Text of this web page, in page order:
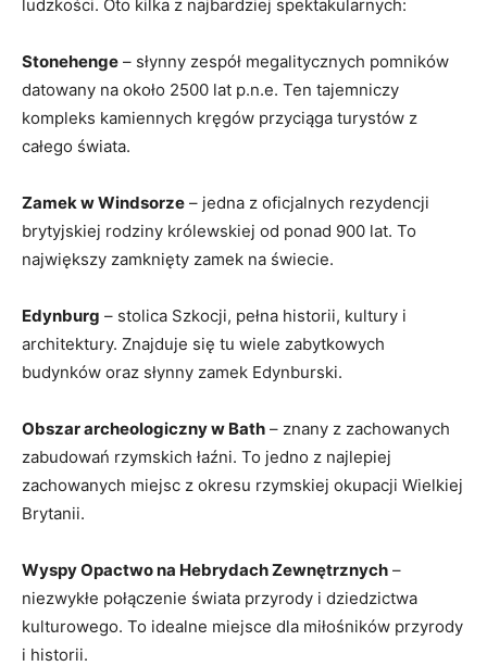
ludzkości. Oto kilka z⁤ najbardziej spektakularnych:
Stonehenge – słynny zespół megalitycznych pomników
datowany​ na około 2500​ lat p.n.e.⁣ Ten tajemniczy
kompleks⁣ kamiennych kręgów przyciąga turystów z
całego świata.
Zamek w ⁣Windsorze – jedna z oficjalnych rezydencji‌
brytyjskiej rodziny królewskiej od ponad​ 900 lat. ⁣To‌
największy zamknięty zamek na świecie.
Edynburg – stolica Szkocji, ⁤pełna historii, kultury i
architektury. ‌Znajduje‌ się tu wiele ‍zabytkowych
budynków oraz słynny⁤ zamek ⁣Edynburski.
Obszar archeologiczny⁤ w Bath – znany z zachowanych⁢
zabudowań rzymskich ⁣łaźni. To jedno⁣ z najlepiej
zachowanych⁣ miejsc z okresu rzymskiej okupacji Wielkiej
Brytanii.
Wyspy⁢ Opactwo na Hebrydach Zewnętrznych –
niezwykłe​ połączenie świata przyrody ⁢i dziedzictwa
kulturowego. To idealne ‌miejsce dla miłośników przyrody
i ⁤historii.